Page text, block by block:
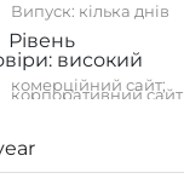
Випуск: кілька днів
Рівень
високий
комерційний сайт;
корпоративний сайт